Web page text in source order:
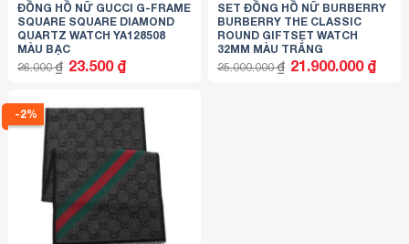
ĐỒNG HỒ NỮ GUCCI G-FRAME
SQUARE SQUARE DIAMOND
QUARTZ WATCH YA128508
MÀU BẠC
26.000₫ Giá
gốc
23.500 ₫Giá
hiện
SET ĐỒNG HỒ NỮ BURBERRY
BURBERRY THE CLASSIC
ROUND GIFTSET WATCH
32MM MÀU TRẮNG
25.000.000₫ Giá
gốc
21.900.000 ₫Giá
hiện
-2%